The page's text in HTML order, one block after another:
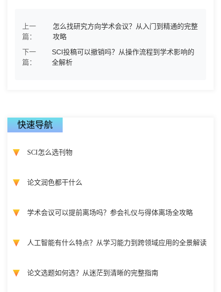
上一
篇：
怎么找研究方向学术会议？从入门到精通的完整
攻略
下一
篇：
SCI投稿可以撤销吗？从操作流程到学术影响的
全解析
快速导航
SCI怎么选刊物
论文润色都干什么
学术会议可以提前离场吗？参会礼仪与得体离场全攻略
人工智能有什么特点？从学习能力到跨领域应用的全景解读
论文选题如何选？从迷茫到清晰的完整指南